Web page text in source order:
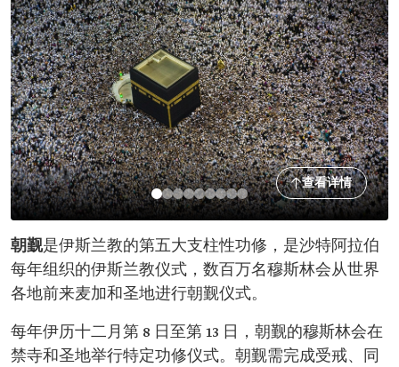
查看详情
朝觐是伊斯兰教的第五大支柱性功修，是沙特阿拉伯
每年组织的伊斯兰教仪式，数百万名穆斯林会从世界
各地前来麦加和圣地进行朝觐仪式。
每年伊历十二月第 8 日至第 13 日，朝觐的穆斯林会在
禁寺和圣地举行特定功修仪式。朝觐需完成受戒、同